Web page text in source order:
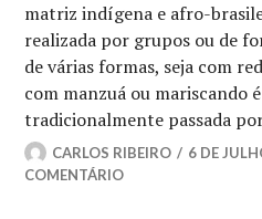
matriz indígena e afro-
realizada por grupos ou de
de várias formas, seja com
com manzuá ou mariscando
tradicionalmente passada
CARLOS RIBEIRO 6 DE
COMENTÁRIO